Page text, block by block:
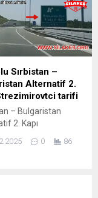
Kurulu Üyesi Yusuf
Radyo Sılakeş
ve Yönetim Kurulu
Sırbistan –
Alternatif 2.
tarifi
– Bulgaristan
2. Kapı
süre olarak yaklaşık
0 86